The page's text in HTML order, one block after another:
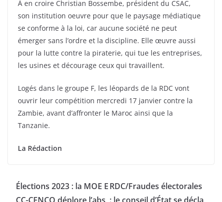
À en croire Christian Bossembe, président du CSAC,
son institution oeuvre pour que le paysage médiatique
se conforme à la loi, car aucune société ne peut
émerger sans l’ordre et la discipline. Elle œuvre aussi
pour la lutte contre la piraterie, qui tue les entreprises,
les usines et décourage ceux qui travaillent.
Logés dans le groupe F, les léopards de la RDC vont
ouvrir leur compétition mercredi 17 janvier contre la
Zambie, avant d’affronter le Maroc ainsi que la
Tanzanie.
La Rédaction
Élections 2023 : la MOE ERDC/Fraudes électorales